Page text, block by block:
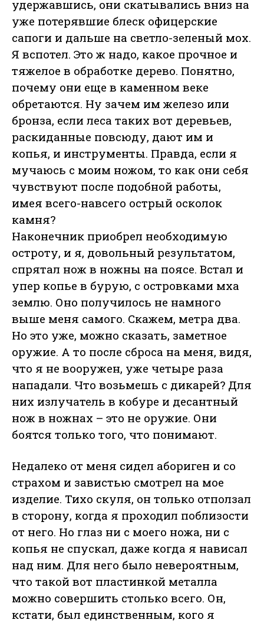
удержавшись, они скатывались вниз на
уже потерявшие блеск офицерские
сапоги и дальше на светло-зеленый мох.
Я вспотел. Это ж надо, какое прочное и
тяжелое в обработке дерево. Понятно,
почему они еще в каменном веке
обретаются. Ну зачем им железо или
бронза, если леса таких вот деревьев,
раскиданные повсюду, дают им и
копья, и инструменты. Правда, если я
мучаюсь с моим ножом, то как они себя
чувствуют после подобной работы,
имея всего-навсего острый осколок
камня?
Наконечник приобрел необходимую
остроту, и я, довольный результатом,
спрятал нож в ножны на поясе. Встал и
упер копье в бурую, с островками мха
землю. Оно получилось не намного
выше меня самого. Скажем, метра два.
Но это уже, можно сказать, заметное
оружие. А то после сброса на меня, видя,
что я не вооружен, уже четыре раза
нападали. Что возьмешь с дикарей? Для
них излучатель в кобуре и десантный
нож в ножнах – это не оружие. Они
боятся только того, что понимают.
Недалеко от меня сидел абориген и со
страхом и завистью смотрел на мое
изделие. Тихо скуля, он только отползал
в сторону, когда я проходил поблизости
от него. Но глаз ни с моего ножа, ни с
копья не спускал, даже когда я нависал
над ним. Для него было невероятным,
что такой вот пластинкой металла
можно совершить столько всего. Он,
кстати, был единственным, кого я